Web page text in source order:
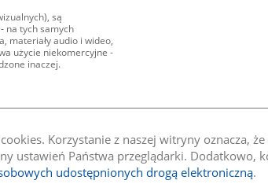
Korzystanie z naszej witryny oznacza,
ustawień Państwa przeglądarki. Dodatkowo,
udostępnionych drogą elektroniczną.
są
na tych samych
materiały audio i wideo,
użycie niekomercyjne -
inaczej.